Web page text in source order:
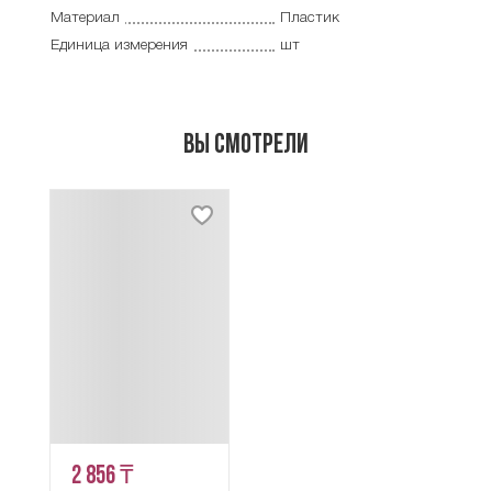
Материал
Пластик
Единица измерения
шт
Вы смотрели
2 856 ₸